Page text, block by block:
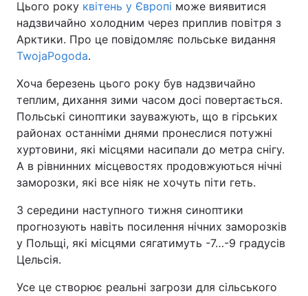
Цього року квітень у Європі може виявитися
надзвичайно холодним через приплив повітря з
Арктики. Про це повідомляє польське видання
TwojaPogoda.
Хоча березень цього року був надзвичайно
теплим, дихання зими часом досі повертається.
Польські синоптики зауважують, що в гірських
районах останніми днями пронеслися потужні
хуртовини, які місцями насипали до метра снігу.
А в рівнинних місцевостях продовжуються нічні
заморозки, які все ніяк не хочуть піти геть.
З середини наступного тижня синоптики
прогнозують навіть посилення нічних заморозків
у Польщі, які місцями сягатимуть -7…-9 градусів
Цельсія.
Усе це створює реальні загрози для сільського